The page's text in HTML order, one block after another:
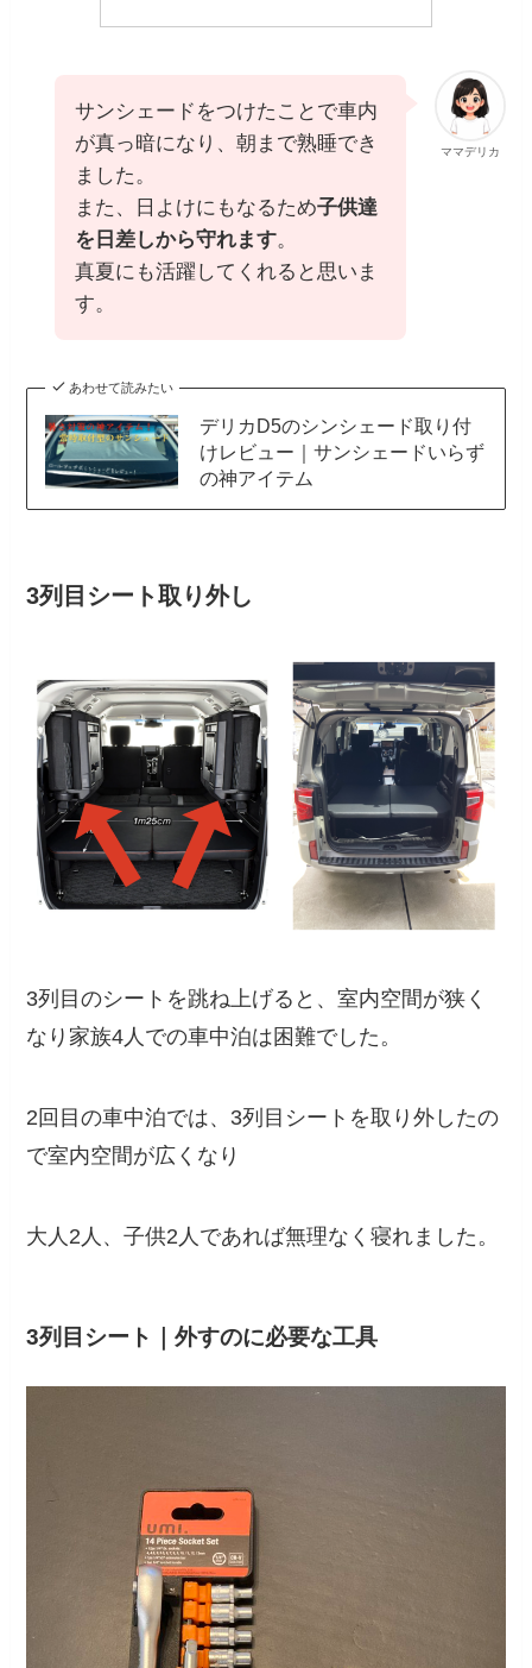
ママデリカ
サンシェードをつけたことで車内
が真っ暗になり、朝まで熟睡でき
ました。
また、日よけにもなるため子供達
を日差しから守れます。
真夏にも活躍してくれると思いま
す。
あわせて読みたい
デリカD5のシンシェード取り付
けレビュー｜サンシェードいらず
の神アイテム
3列目シート取り外し
3列目のシートを跳ね上げると、室内空間が狭く
なり家族4人での車中泊は困難でした。
2回目の車中泊では、3列目シートを取り外したの
で室内空間が広くなり
大人2人、子供2人であれば無理なく寝れました。
3列目シート｜外すのに必要な工具